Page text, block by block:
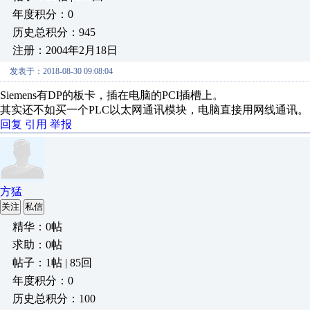
年度积分：0
历史总积分：945
注册：2004年2月18日
发表于：2018-08-30 09:08:04
Siemens有DP的板卡，插在电脑的PCI插槽上。
其实还不如买一个PLC以太网通讯模块，电脑直接用网线通讯。
回复 引用 举报
方猛
关注 私信
精华：0帖
求助：0帖
帖子：1帖 | 85回
年度积分：0
历史总积分：100